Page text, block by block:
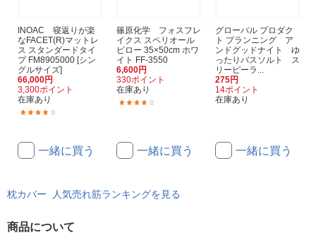
INOAC 寝返りが楽
なFACET(R)マットレ
ス スタンダードタイ
プ FM8905000 [シン
グルサイズ]
66,000円
3,300ポイント
在庫あり
一緒に買う
篠原化学 フォスフレ
イクス スペリオール
ピロー 35×50cm ホワ
イト FF-3550
6,600円
330ポイント
在庫あり
一緒に買う
グローバル プロダク
ト プランニング ア
ンドグッドナイト ゆ
ったりバスソルト ス
リーピーラ...
275円
14ポイント
在庫あり
一緒に買う
枕カバー 人気売れ筋ランキングを見る
商品について